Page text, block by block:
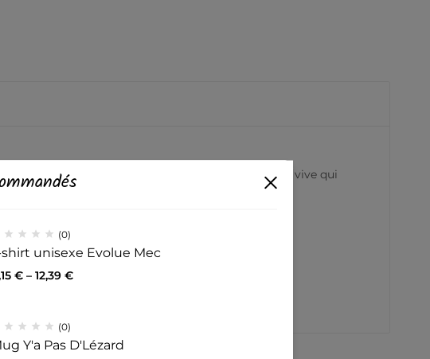
! Il est ferme et brillante avec une impression vive qui
(0)
shirt unisexe Evolue Mec
€ – 12,39 €
(0)
Y'a Pas D'Lézard